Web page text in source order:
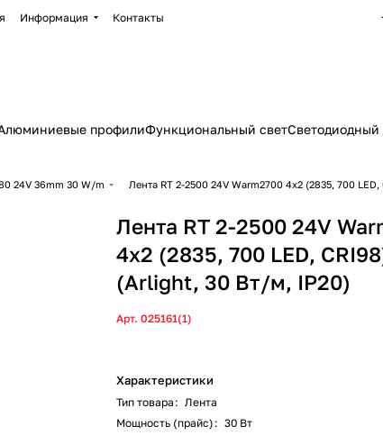
Информация Контакты
профилиФункциональный светСветодиодный
24V 36mm 30 W/m Лента RT 2-2500 24V Warm2700 4x2 (2835, 700
Лента RT 2-2500 24V
4x2 (2835, 700 LED,
(Arlight, 30 Вт/м, IP20)
Арт.025161(1)
Характеристики
Тип товара : Лента
Мощность (прайс) : 30 Вт